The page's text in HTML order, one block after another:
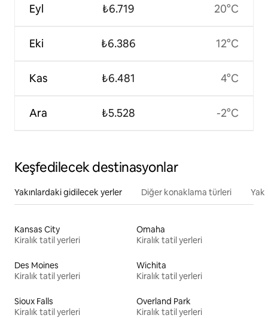
Eyl
Eki
Kas
Ara
₺6.719
₺6.386
₺6.481
₺5.528
20°C
12°C
4°C
-2°C
Keşfedilecek destinasyonlar
Yakınlardaki gidilecek yerler Diğer konaklama türleri
Kansas City
Kiralık tatil yerleri
Omaha
Kiralık tatil yerleri
Des Moines
Kiralık tatil yerleri
Wichita
Kiralık tatil yerleri
Sioux Falls
Kiralık tatil yerleri
Overland Park
Kiralık tatil yerleri